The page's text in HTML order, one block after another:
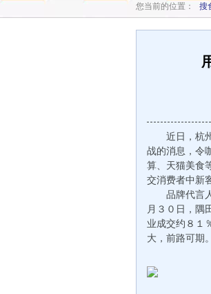
您当前的位置： 搜
近日，杭州
战的消息，令
算、天猫美食
交消费者中新
品牌代言人
月３０日，隅
业成交约８１
大，前路可期。